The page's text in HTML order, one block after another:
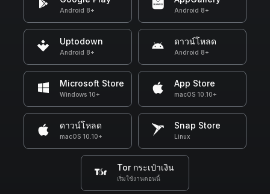
Android 8+ Android 8+
Uptodown
Android 8+
ดาวน์โหลด
Android 8+
Microsoft Store
Windows 10+
App Store
macOS 10.10+
ดาวน์โหลด
macOS 10.10+
Snap Store
Linux
Tor กระเป๋าเงิน
เริ่มใช้งานตอนนี้